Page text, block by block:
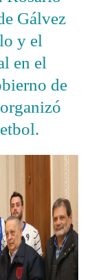
Gálvez
y el
en el
de